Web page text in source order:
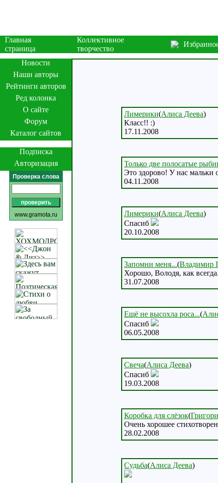
Главная
страница
Коллективное
творчество
Новости
Наши авторы
Рейтинги авторов
Ред колонка
О сайте
Форум
Каталог сайтов
Подписка
Авторизация
Проверка слова
www.gramota.ru
Лимерики(Алиса Деева)
Класс!! :)
17.11.2008
Только две полосатые
Это здорово! У нас мальки
04.11.2008
Лимерики(Алиса Деева)
Спасиб
20.10.2008
Запомни меня...(Владимир
Хорошо, Володя, как
31.07.2008
Ещё не высохла роса...(
Спасиб
06.05.2008
Свеча(Алиса Деева)
Спасиб
19.03.2008
Коробка для слёзок(
Очень хорошее
28.02.2008
Судьба(Алиса Деева)